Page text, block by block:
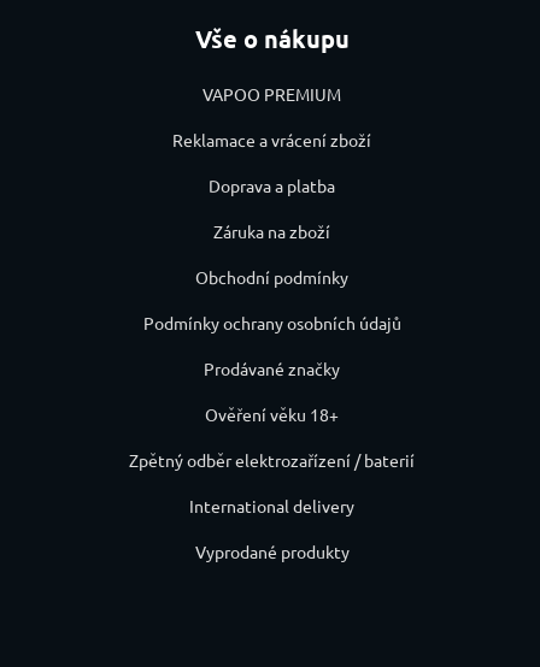
Vše o nákupu
VAPOO PREMIUM
Reklamace a vrácení zboží
Doprava a platba
Záruka na zboží
Obchodní podmínky
Podmínky ochrany osobních údajů
Prodávané značky
Ověření věku 18+
Zpětný odběr elektrozařízení / baterií
International delivery
Vyprodané produkty